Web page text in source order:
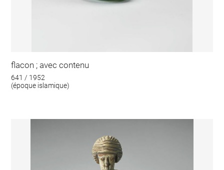
flacon ; avec contenu
641 / 1952
(époque islamique)